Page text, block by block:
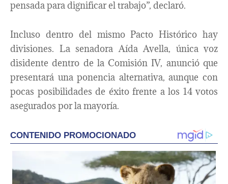
pensada para dignificar el trabajo”, declaró.
Incluso dentro del mismo Pacto Histórico hay
divisiones. La senadora Aída Avella, única voz
disidente dentro de la Comisión IV, anunció que
presentará una ponencia alternativa, aunque con
pocas posibilidades de éxito frente a los 14 votos
asegurados por la mayoría.